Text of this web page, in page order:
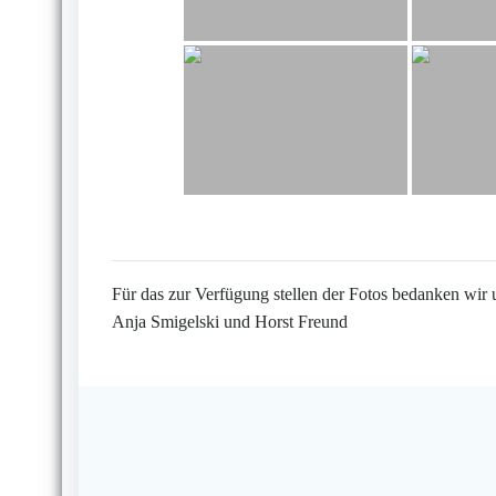
Für das zur Verfügung stellen der Fotos bedanken wir
Anja Smigelski und Horst Freund